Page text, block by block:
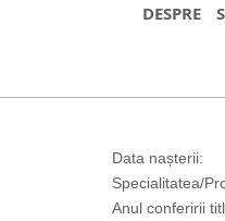
DESPRE
Data nașterii:
Specialitatea/
Anul conferirii